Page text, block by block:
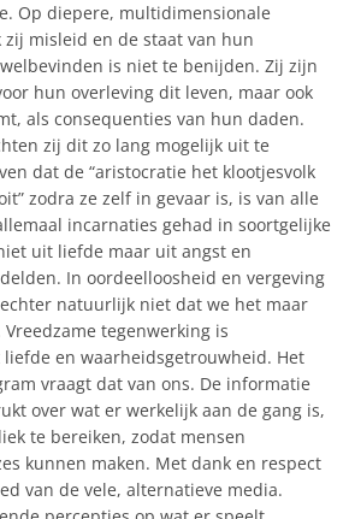
Op diepere, multidimensionale
zij misleid en de staat van hun
is niet te benijden. Zij zijn
hun overleving dit leven, maar ook
als consequenties van hun daden.
zij dit zo lang mogelijk uit te
dat de “aristocratie het klootjesvolk
zodra ze zelf in gevaar is, is van alle
incarnaties gehad in soortgelijke
uit liefde maar uit angst en
In oordeelloosheid en vergeving
natuurlijk niet dat we het maar
tegenwerking is
en waarheidsgetrouwheid. Het
vraagt dat van ons. De informatie
over wat er werkelijk aan de gang is,
te bereiken, zodat mensen
kunnen maken. Met dank en respect
van de vele, alternatieve media.